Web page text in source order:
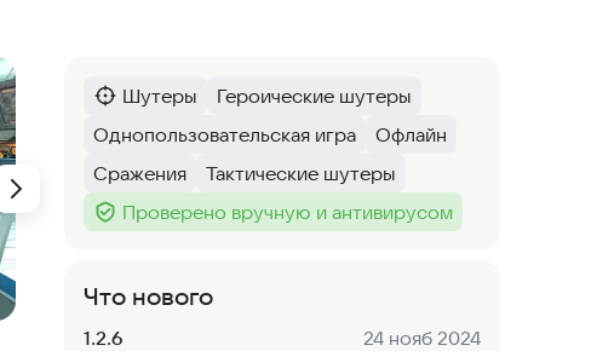
Категория:
Шутеры
Тег:
Героические шутеры
Тег:
Однопользовательская игра
Тег:
Офлайн
Тег:
Сражения
Тег:
Тактические шутеры
Тег :
Проверено вручную и антивирусом
Что нового
Версия:
1.2.6 Дата:
24 нояб 2024